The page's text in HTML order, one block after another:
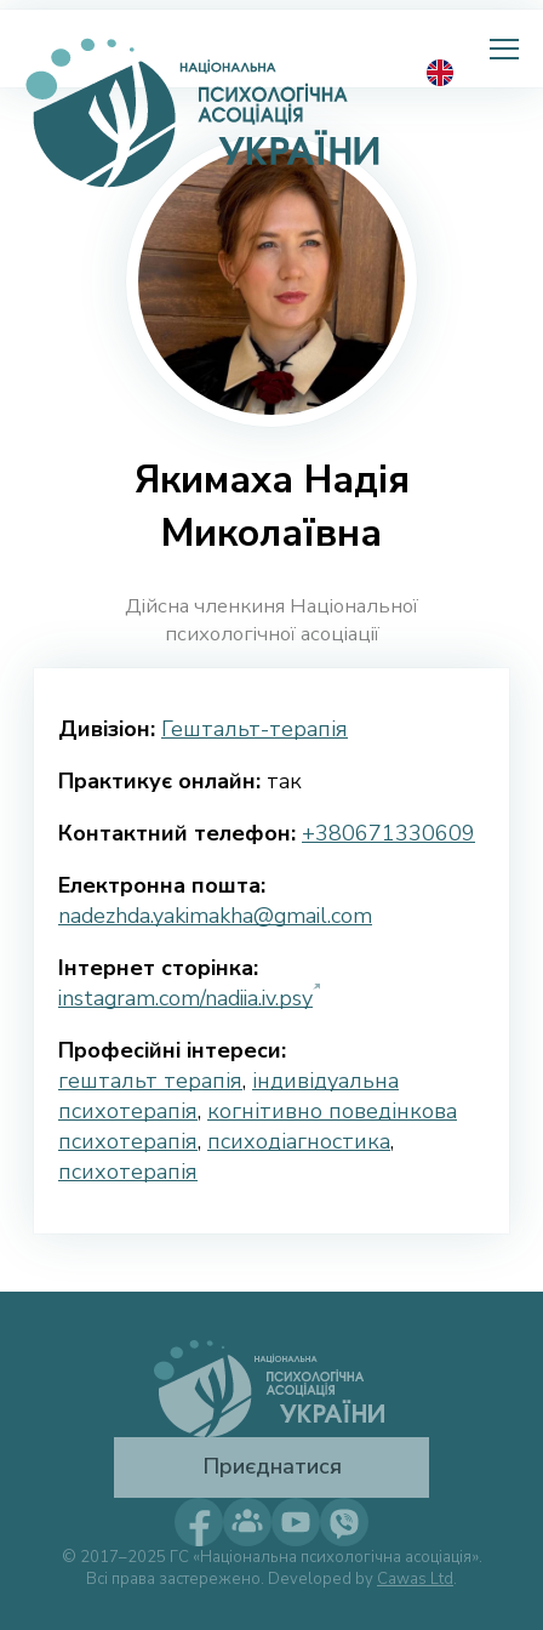
Національна
психологічна
Якимаха Надія
Миколаївна
Дійсна членкиня Національної
психологічної асоціації
Дивізіон: Гештальт-терапія
Практикує онлайн: так
Контактний телефон: +380671330609
Електронна пошта:
nadezhda.yakimakha@gmail.com
Інтернет сторінка:
instagram.com/nadiia.iv.psy
Професійні інтереси:
гештальт терапія, індивідуальна
психотерапія, когнітивно поведінкова
психотерапія, психодіагностика,
психотерапія
Приєднатися
© 2017–2025 ГС «Національна психологічна асоціація».
Всі права застережено. Developed by Cawas Ltd.